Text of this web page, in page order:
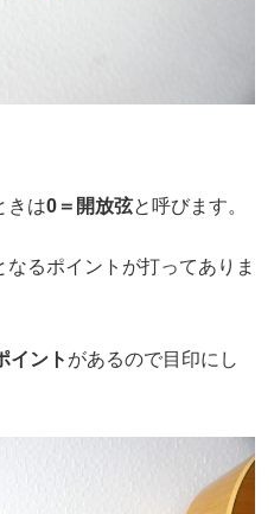
きは0＝開放弦と呼びます。
るポイントが打ってありま
イント があるので目印にし